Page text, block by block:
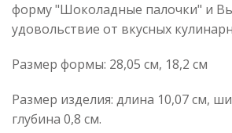
форму "Шоколадные палочки" и
удовольствие от вкусных
Размер формы: 28,05 см, 18,2 см
Размер изделия: длина 10,07 см,
глубина 0,8 см.